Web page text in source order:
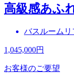
高級感あふ
バスルームリ
1,045,000円
お客様のご要望